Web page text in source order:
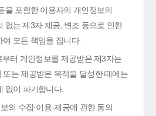
을 포함한 이용자의 개인정보의
없는 제3자 제공, 변조 등으로 인한
모든 책임을 집니다.
터 개인정보를 제공받은 제3자는
또는 제공받은 목적을 달성한 때에는
없이 파기합니다.
의 수집·이용·제공에 관한 동의